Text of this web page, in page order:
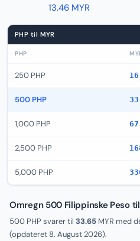
13.46 MYR
PHP til MYR
PHP
250 PHP
500 PHP
1,000 PHP
2,500 PHP
5,000 PHP
Omregn 500 Filippinske Peso
500 PHP svarer til 33.65 MYR med
(opdateret 8. August 2026).